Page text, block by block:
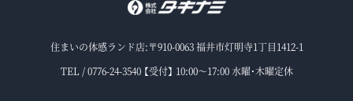
住まいの体感ランド店:〒910-0063 福井市灯明寺1丁目1412-1
TEL / 0776-24-3540 【受付】 10:00～17:00 水曜・木曜定休